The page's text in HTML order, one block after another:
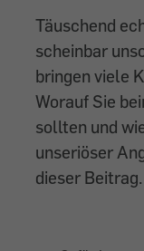
Täuschend
scheinbar
bringen viele
Worauf Sie
sollten und
unseriöser
dieser Beitrag.